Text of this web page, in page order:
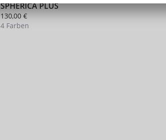
SPHERICA PLUS
130,00 €
4 Farben